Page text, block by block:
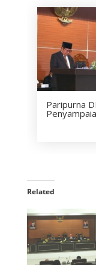
Paripurna
Related